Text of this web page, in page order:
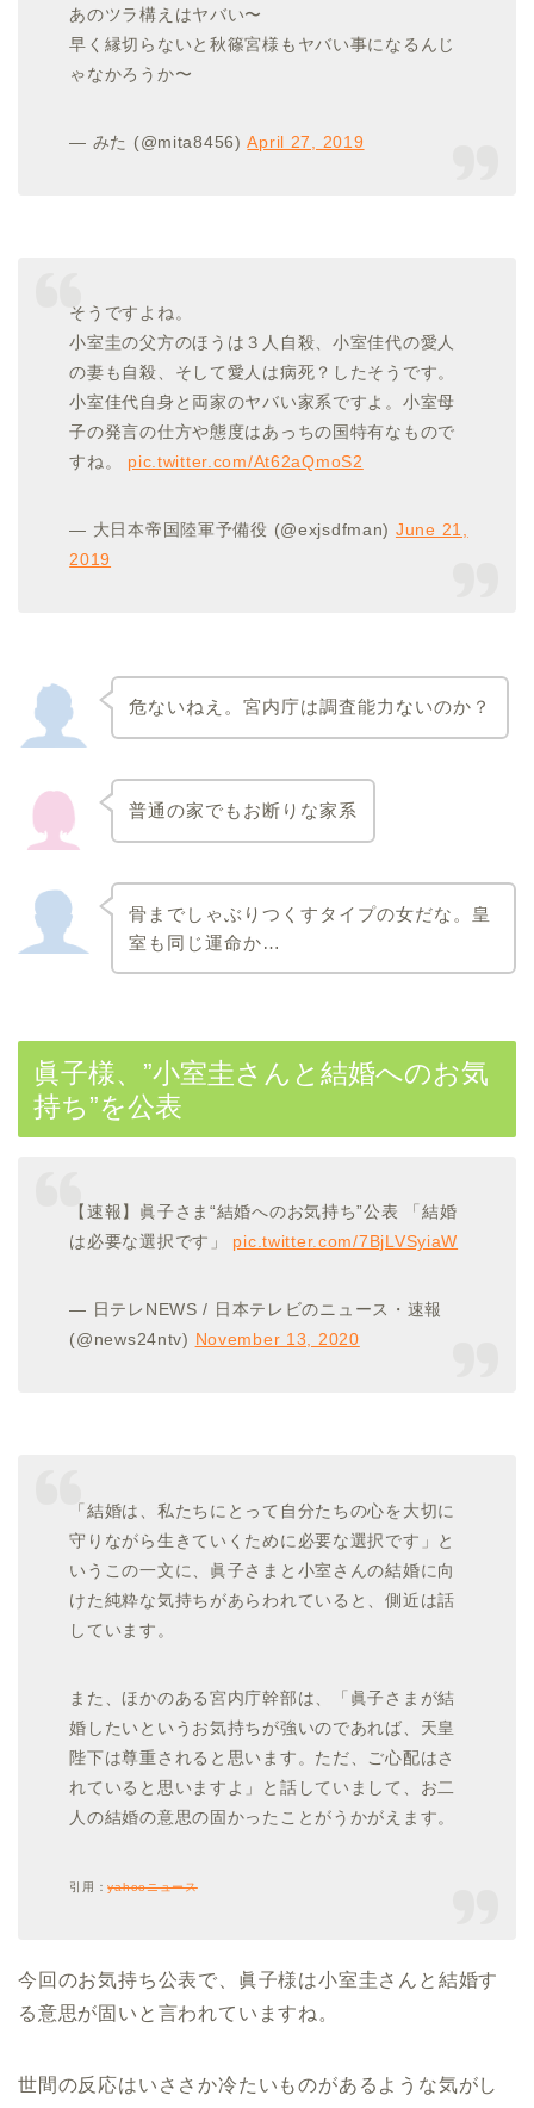
あのツラ構えはヤバい〜
早く縁切らないと秋篠宮様もヤバい事になるんじ
ゃなかろうか〜
— みた (@mita8456)April 27, 2019
そうですよね。
小室圭の父方のほうは３人自殺、小室佳代の愛人
の妻も自殺、そして愛人は病死？したそうです。
小室佳代自身と両家のヤバい家系ですよ。小室母
子の発言の仕方や態度はあっちの国特有なもので
すね。 pic.twitter.com/At62aQmoS2
— 大日本帝国陸軍予備役 (@exjsdfman) June 21,
2019
危ないねえ。宮内庁は調査能力ないのか？
普通の家でもお断りな家系
骨までしゃぶりつくすタイプの女だな。皇
室も同じ運命か…
眞子様、”小室圭さんと結婚へのお気
持ち”を公表
【速報】眞子さま“結婚へのお気持ち”公表 「結婚
は必要な選択です」 pic.twitter.com/7BjLVSyiaW
— 日テレNEWS / 日本テレビのニュース・速報
(@news24ntv) November 13, 2020
「結婚は、私たちにとって自分たちの心を大切に
守りながら生きていくために必要な選択です」と
いうこの一文に、眞子さまと小室さんの結婚に向
けた純粋な気持ちがあらわれていると、側近は話
しています。
また、ほかのある宮内庁幹部は、「眞子さまが結
婚したいというお気持ちが強いのであれば、天皇
陛下は尊重されると思います。ただ、ご心配はさ
れていると思いますよ」と話していまして、お二
人の結婚の意思の固かったことがうかがえます。
引用：yahooニュース
今回のお気持ち公表で、眞子様は小室圭さんと結婚す
る意思が固いと言われていますね。
世間の反応はいささか冷たいものがあるような気がし